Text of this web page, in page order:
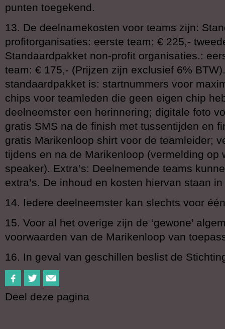
punten toegekend.
13. De deelnamekosten voor teams zijn:
profitorganisaties: eerste team: € 225,-
Standaardpakket non-profit organisaties.:
team: € 175,- (Prijzen zijn exclusief 6%
standaardpakket is: startnummers voor
chips voor teamleden die geen eigen chip
deelneemster een herinnering; digitale foto
gratis SMS na de finish met tussentijden en
gratis Marikenloop shirt voor de teamleider;
tijdens en na de Marikenloop (vermelding op
speaker). Extra’s: Deelnemende teams
extra’s. De inhoud en kosten hiervan staan
14. Iedere deelneemster kan slechts voor
15. Voor al het overige zijn de ‘gewone’
voorwaarden van de Marikenloop van
16. In geval van geschillen beslist de
Deel deze pagina